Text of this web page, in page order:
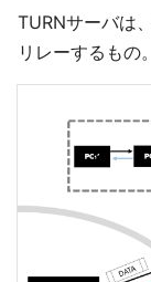
TURNサーバは
リレーするもの。